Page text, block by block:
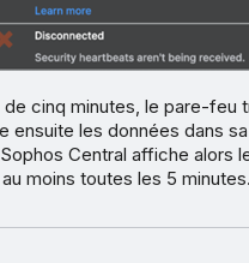
de cinq minutes, le pare-feu
ensuite les données dans
Central affiche alors
moins toutes les 5 minutes.